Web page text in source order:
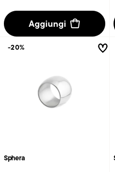
Aggiungi
Sphera
-20%